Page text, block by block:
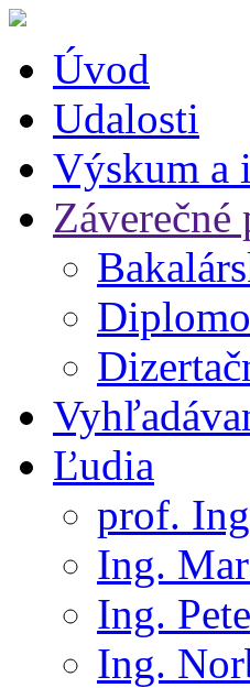
Úvod
Udalosti
Výskum a
Záverečné
Ľudia
prof.
Ing.
Ing.
Ing.